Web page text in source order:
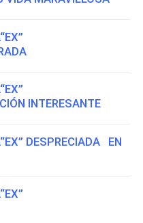
INTERESANTE
DESPRECIADA EN